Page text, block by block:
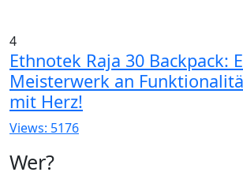
4
Ethnotek Raja 30 Backpack:
Meisterwerk an
mit Herz!
Views: 5176
Wer?